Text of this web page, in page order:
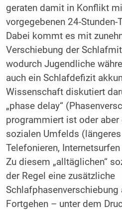
geraten damit in Konflikt
vorgegebenen 24-Stunden-
Dabei kommt es mit
Verschiebung der
wodurch Jugendliche
auch ein Schlafdefizit
Wissenschaft diskutiert
„phase delay“
programmiert ist oder aber
sozialen Umfelds (längeres
Telefonieren,
Zu diesem „alltäglichen“
der Regel eine zusätzliche
Schlafphasenverschiebung
Fortgehen – unter dem